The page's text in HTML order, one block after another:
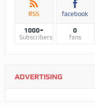
RSS
1000+
Subscribers
facebook
0
fans
ADVERTISING